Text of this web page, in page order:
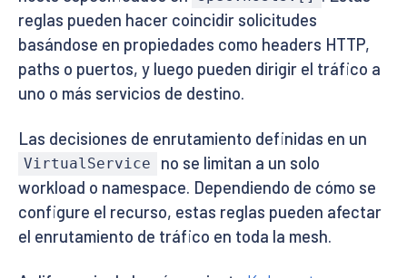
reglas pueden hacer coincidir solicitudes
basándose en propiedades como headers HTTP,
paths o puertos, y luego pueden dirigir el tráfico a
uno o más servicios de destino.
Las decisiones de enrutamiento definidas en un
VirtualService
no se limitan a un solo
workload o namespace. Dependiendo de cómo se
configure el recurso, estas reglas pueden afectar
el enrutamiento de tráfico en toda la mesh.